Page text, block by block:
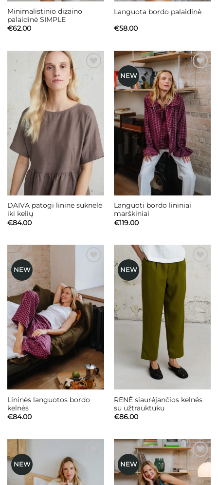
Minimalistinio dizaino
palaidinė SIMPLE
€62.00
Languota bordo palaidinė
€58.00
Mėgstamiausias
DAIVA patogi lininė suknelė
iki kelių
€84.00
NEW
Mėgstamiausias
Languoti bordo lininiai
marškiniai
€119.00
NEW
Mėgstamiausias
Lininės languotos bordo
kelnės
€84.00
NEW
Mėgstamiausias
RENĖ siaurėjančios kelnės
su užtrauktuku
€86.00
NEW
Mėgstamiausias
NEW
Mėgstamiausias